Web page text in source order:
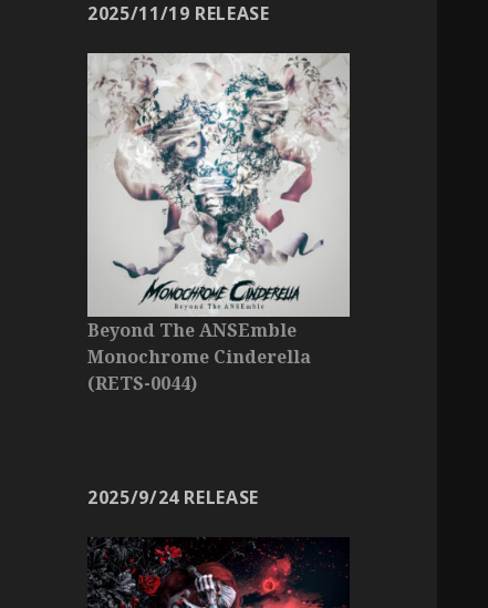
2025/11/19 RELEASE
Beyond The ANSEmble
Monochrome Cinderella
(RETS-0044)
2025/9/24 RELEASE